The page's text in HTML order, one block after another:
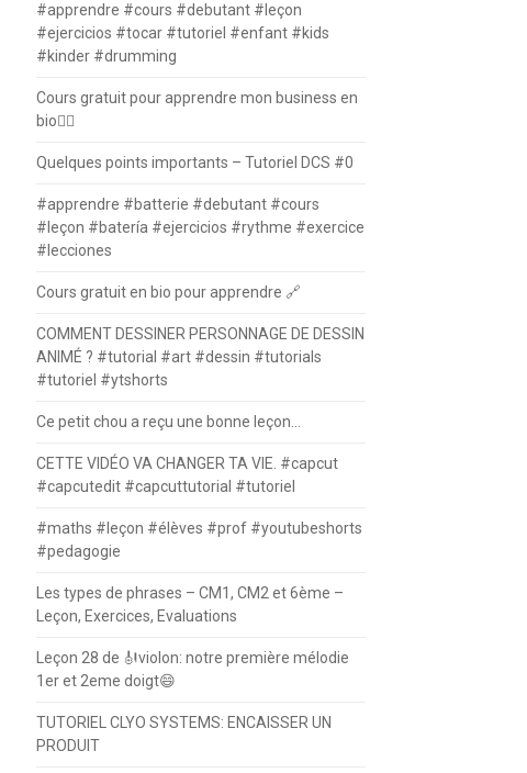
#apprendre #cours #debutant #leçon
#ejercicios #tocar #tutoriel #enfant #kids
#kinder #drumming
Cours gratuit pour apprendre mon business en
bio⛓️‍💥
Quelques points importants – Tutoriel DCS #0
#apprendre #batterie #debutant #cours
#leçon #batería #ejercicios #rythme #exercice
#lecciones
Cours gratuit en bio pour apprendre 🔗
COMMENT DESSINER PERSONNAGE DE DESSIN
ANIMÉ ? #tutorial #art #dessin #tutorials
#tutoriel #ytshorts
Ce petit chou a reçu une bonne leçon…
CETTE VIDÉO VA CHANGER TA VIE. #capcut
#capcutedit #capcuttutorial #tutoriel
#maths #leçon #élèves #prof #youtubeshorts
#pedagogie
Les types de phrases – CM1, CM2 et 6ème –
Leçon, Exercices, Evaluations
Leçon 28 de 🎻violon: notre première mélodie
1er et 2eme doigt😄
TUTORIEL CLYO SYSTEMS: ENCAISSER UN
PRODUIT